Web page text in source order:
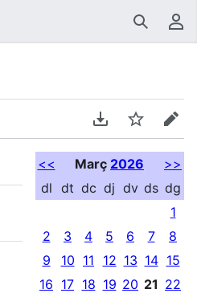
Buscar
Descarregar en
Vigilar
<< Març 2026
>>
dl dt dc dj dv ds dg
1
2
3 4 5 6 7
8
9
10 11 12 13 14 15
16 17 18 19 20 21 22